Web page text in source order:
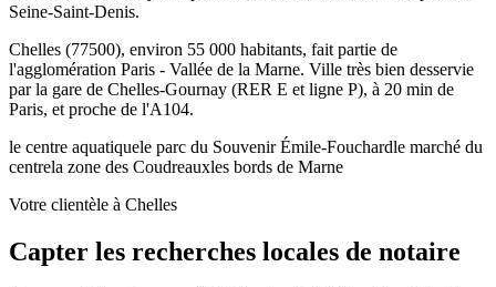
Seine-Saint-Denis.
Chelles (77500), environ 55 000 habitants, fait partie de
l'agglomération Paris - Vallée de la Marne. Ville très bien desservie
par la gare de Chelles-Gournay (RER E et ligne P), à 20 min de
Paris, et proche de l'A104.
le centre aquatiquele parc du Souvenir Émile-Fouchardle marché du
centrela zone des Coudreauxles bords de Marne
Votre clientèle à Chelles
Capter les recherches locales de notaire